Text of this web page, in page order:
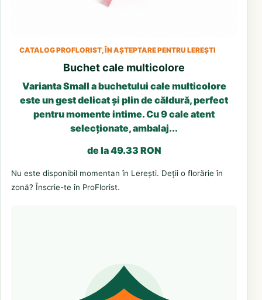
CATALOG PROFLORIST, ÎN AȘTEPTARE PENTRU LEREȘTI
Buchet cale multicolore
Varianta Small a buchetului cale multicolore
este un gest delicat și plin de căldură, perfect
pentru momente intime. Cu 9 cale atent
selecționate, ambalaj...
de la 49.33 RON
Nu este disponibil momentan în Lerești. Deții o florărie în
zonă? Înscrie-te în ProFlorist.